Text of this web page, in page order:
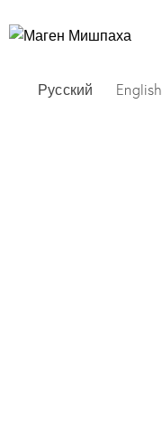
Русский English